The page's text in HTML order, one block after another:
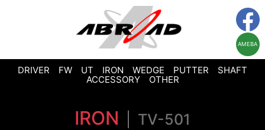
AMEBA
DRIVER FW UT IRON WEDGE PUTTER
SHAFT
ACCESSORY
OTHER
IRON TV-501